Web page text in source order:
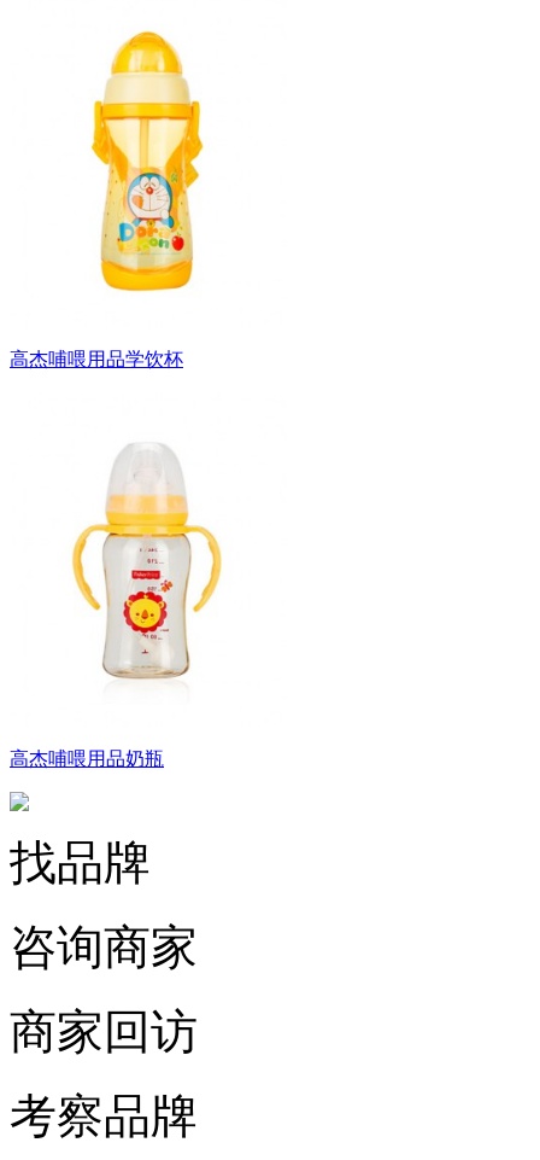
高杰哺喂用品学饮杯
高杰哺喂用品奶瓶
找品牌
咨询商家
商家回访
考察品牌